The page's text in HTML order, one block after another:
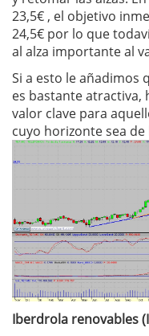
23,5€ , el objetivo
24,5€ por lo que
al alza importante al
Si a esto le añadimos
es bastante atractiva,
valor clave para
cuyo horizonte sea de
Iberdrola renovables